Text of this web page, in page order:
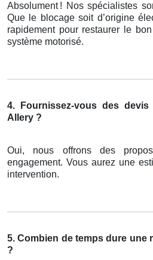
Absolument ! Nos spécialistes
Que le blocage soit d’origineé
rapidement pour restaurer le
système motorisé.
4. Fournissez-vous des devis
Allery ?
Oui, nous offrons des
engagement. Vous aurez une
intervention.
5. Combien de temps dure une
?